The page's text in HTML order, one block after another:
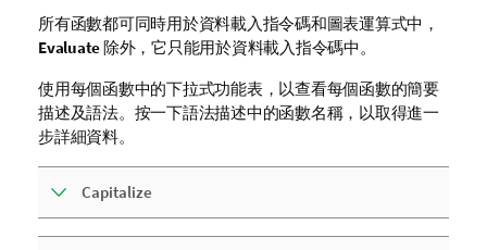
所有函數都可同時用於資料載入指令碼和圖表運算式中，
Evaluate除外，它只能用於資料載入指令碼中。
使用每個函數中的下拉式功能表，以查看每個函數的簡要
描述及語法。按一下語法描述中的函數名稱，以取得進一
步詳細資料。
Capitalize